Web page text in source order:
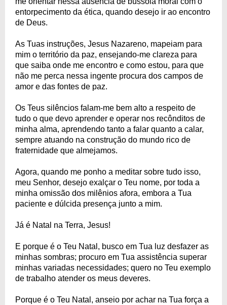
entorpecimento da ética, quando desejo ir ao encontro
de Deus.
As Tuas instruções, Jesus Nazareno, mapeiam para
mim o território da paz, ensejando-me clareza para
que saiba onde me encontro e como estou, para que
não me perca nessa ingente procura dos campos de
amor e das fontes de paz.
Os Teus silêncios falam-me bem alto a respeito de
tudo o que devo aprender e operar nos recônditos de
minha alma, aprendendo tanto a falar quanto a calar,
sempre atuando na construção do mundo rico de
fraternidade que almejamos.
Agora, quando me ponho a meditar sobre tudo isso,
meu Senhor, desejo exalçar o Teu nome, por toda a
minha omissão dos milênios afora, embora a Tua
paciente e dúlcida presença junto a mim.
Já é Natal na Terra, Jesus!
E porque é o Teu Natal, busco em Tua luz desfazer as
minhas sombras; procuro em Tua assistência superar
minhas variadas necessidades; quero no Teu exemplo
de trabalho atender os meus deveres.
Porque é o Teu Natal, anseio por achar na Tua força a